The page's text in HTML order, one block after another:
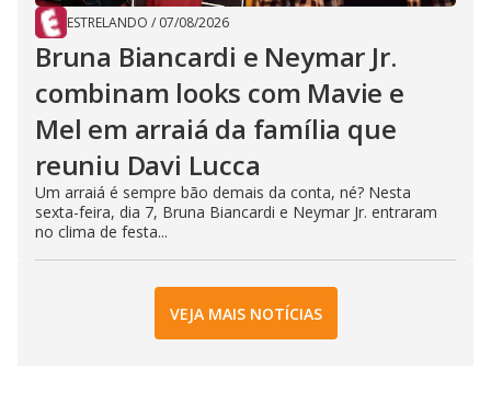
ESTRELANDO / 07/08/2026
Bruna Biancardi e Neymar Jr.
combinam looks com Mavie e
Mel em arraiá da família que
reuniu Davi Lucca
Um arraiá é sempre bão demais da conta, né? Nesta
sexta-feira, dia 7, Bruna Biancardi e Neymar Jr. entraram
no clima de festa...
VEJA MAIS NOTÍCIAS